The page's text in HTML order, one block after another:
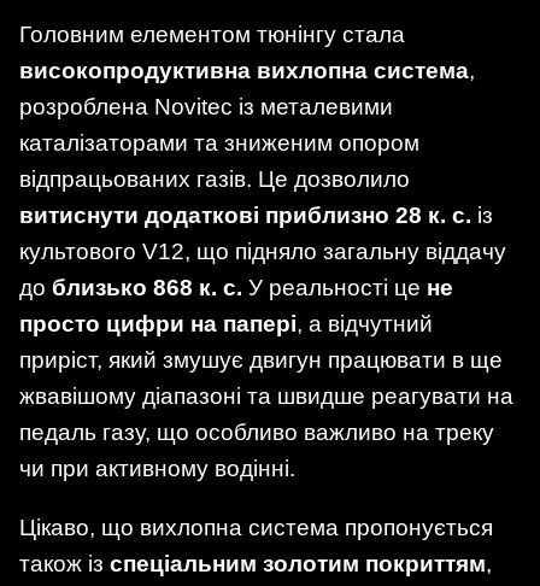
Головним елементом тюнінгу стала
високопродуктивна вихлопна система,
розроблена Novitec із металевими
каталізаторами та зниженим опором
відпрацьованих газів. Це дозволило
витиснути додаткові приблизно 28 к. с. із
культового V12, що підняло загальну віддачу
до близько 868 к. с. У реальності це не
просто цифри на папері, а відчутний
приріст, який змушує двигун працювати в ще
жвавішому діапазоні та швидше реагувати на
педаль газу, що особливо важливо на треку
чи при активному водінні.
Цікаво, що вихлопна система пропонується
також із спеціальним золотим покриттям,